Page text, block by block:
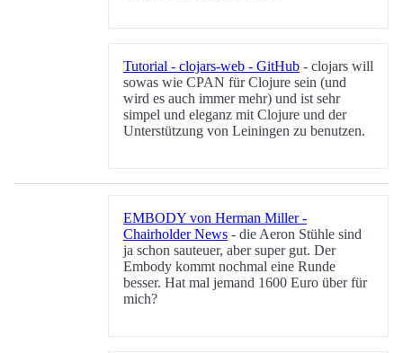
Tutorial - clojars-web - GitHub - clojars will
sowas wie CPAN für Clojure sein (und
wird es auch immer mehr) und ist sehr
simpel und eleganz mit Clojure und der
Unterstützung von Leiningen zu benutzen.
EMBODY von Herman Miller -
Chairholder News - die Aeron Stühle sind
ja schon sauteuer, aber super gut. Der
Embody kommt nochmal eine Runde
besser. Hat mal jemand 1600 Euro über für
mich?